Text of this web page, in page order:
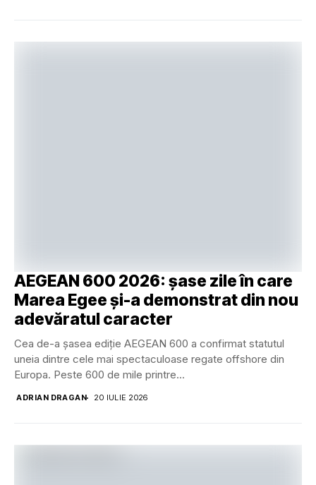
AEGEAN 600 2026: șase zile în care
Marea Egee și-a demonstrat din nou
adevăratul caracter
Cea de-a șasea ediție AEGEAN 600 a confirmat statutul
uneia dintre cele mai spectaculoase regate offshore din
Europa. Peste 600 de mile printre...
ADRIAN DRAGAN 20 IULIE 2026